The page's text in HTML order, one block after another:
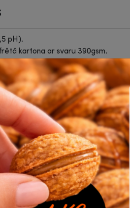
pH).
kartona ar svaru 390gsm.
ar 80 gsm.
uz īsākas vai garākās puses.
Brūna
A4